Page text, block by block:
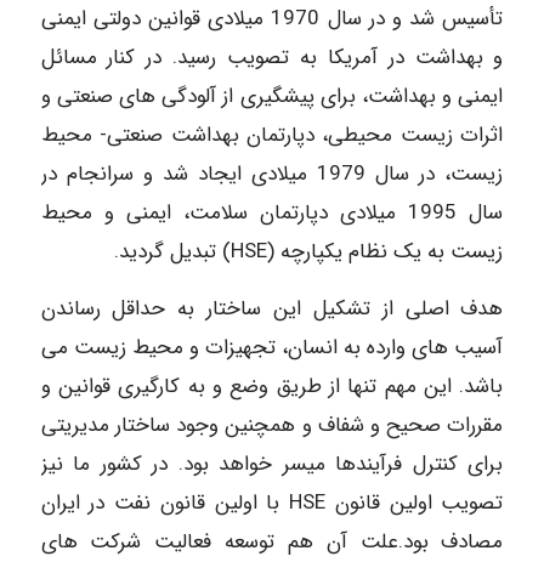
تأسیس شد و در سال 1970 میلادی قوانین دولتی ایمنی
و بهداشت در آمریکا به تصویب رسید. در کنار مسائل
ایمنی و بهداشت، برای پیشگیری از آلودگی های صنعتی و
اثرات زیست محیطی، دپارتمان بهداشت صنعتی- محیط
زیست، در سال 1979 میلادی ایجاد شد و سرانجام در
سال 1995 میلادی دپارتمان سلامت، ایمنی و محیط
زیست به یک نظام یکپارچه (HSE) تبدیل گردید.
هدف اصلی از تشکیل این ساختار به حداقل رساندن
آسیب های وارده به انسان، تجهیزات و محیط زیست می
باشد. این مهم تنها از طریق وضع و به کارگیری قوانین و
مقررات صحیح و شفاف و همچنین وجود ساختار مدیریتی
برای کنترل فرآیندها میسر خواهد بود. در کشور ما نیز
تصویب اولین قانون HSE با اولین قانون نفت در ایران
مصادف بود.علت آن هم توسعه فعالیت شرکت های